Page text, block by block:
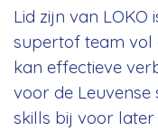
Lid zijn van LOKO
supertof team vol
kan effectieve
voor de
skills bij voor later